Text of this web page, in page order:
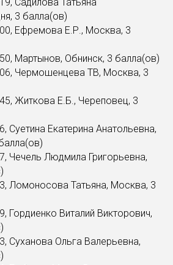
3 балла(ов)
Ефремова Е.Р., Москва, 3
Мартынов, Обнинск, 3 балла(ов)
Чермошенцева ТВ, Москва, 3
Житкова Е.Б., Череповец, 3
Суетина Екатерина Анатольевна,
Чечель Людмила Григорьевна,
Ломоносова Татьяна, Москва, 3
Гордиенко Виталий Викторович,
Суханова Ольга Валерьевна,